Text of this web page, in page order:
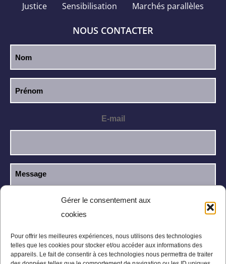
Gérer le consentement aux
cookies
Pour offrir les meilleures expériences, nous utilisons des technologies
telles que les cookies pour stocker et/ou accéder aux informations des
appareils. Le fait de consentir à ces technologies nous permettra de traiter
Justice
Sensibilisation Marchés parallèles
NOUS CONTACTER
E-mail
J’ai lu et j’accepte la
confidentialité.